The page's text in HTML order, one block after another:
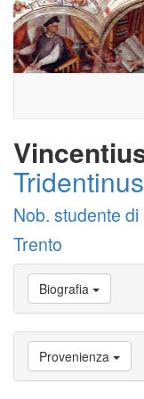
Tridentinus
Nob. studente di
Trento
Vai
Biografia
Provenienza
Vai
Biografia
Provenienza